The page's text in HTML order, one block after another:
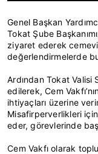
Genel Başkan
Tokat Şube
ziyaret ederek
değerlendirmelerde
Ardından Tokat Valisi
edilerek, Cem
ihtiyaçları üzerine
Misafirperverlikleri
eder, görevlerinde
Cem Vakfı olarak